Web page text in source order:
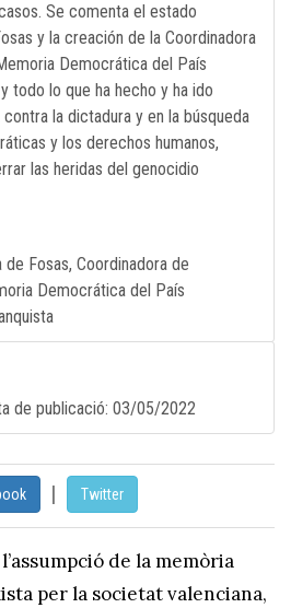
Se comenta el estado
y la creación de la Coordinadora
Democrática del País
todo lo que ha hecho y ha ido
la dictadura y en la búsqueda
y los derechos humanos,
las heridas del genocidio
Fosas, Coordinadora de
Democrática del País
de publicació: 03/05/2022
| Twitter
de la memòria
per la societat valenciana,